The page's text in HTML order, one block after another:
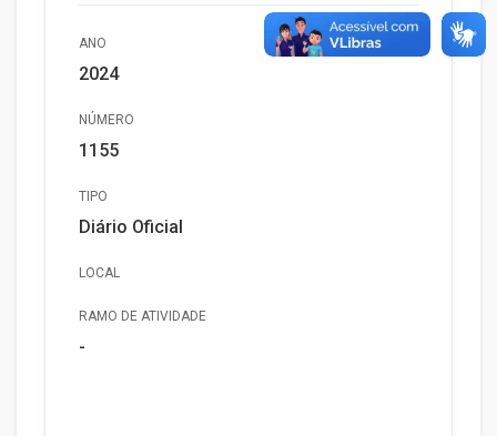
ANO
2024
NÚMERO
1155
TIPO
Diário Oficial
LOCAL
RAMO DE ATIVIDADE
-